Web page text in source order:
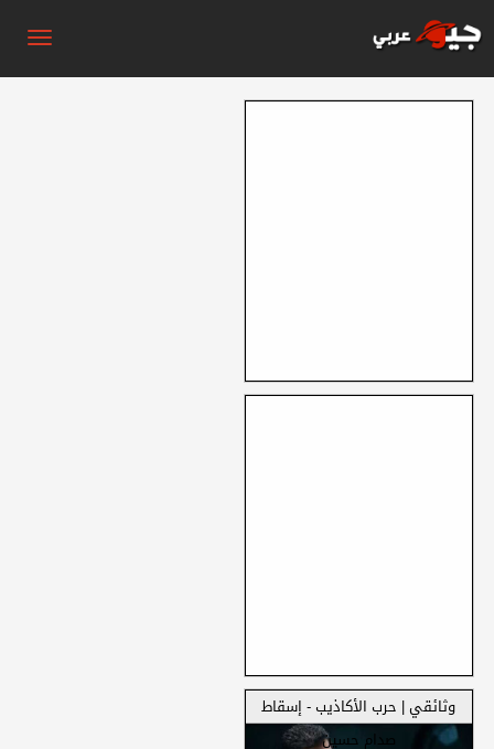
وثائقي | حرب الأكاذيب - إسقاط
صدام حسين